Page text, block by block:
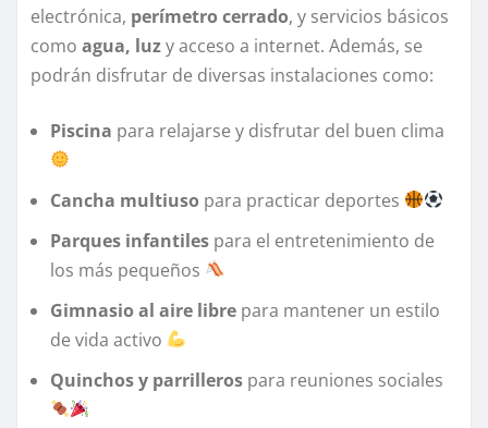
electrónica, perímetro cerrado, y servicios básicos
como agua, luzy acceso a internet. Además, se
podrán disfrutar de diversas instalaciones como:
Piscina para relajarse y disfrutar del buen clima
Cancha multiuso para practicar deportes
Parques infantiles para el entretenimiento de
los más pequeños
Gimnasio al aire libre para mantener un estilo
de vida activo
Quinchos y parrilleros para reuniones sociales